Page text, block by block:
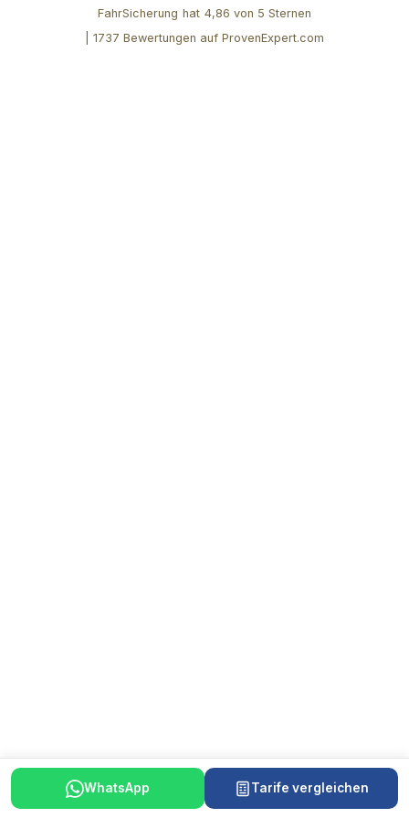
FahrSicherung hat 4,86 von 5 Sternen
1737 Bewertungen auf ProvenExpert.com
WhatsApp Tarife vergleichen